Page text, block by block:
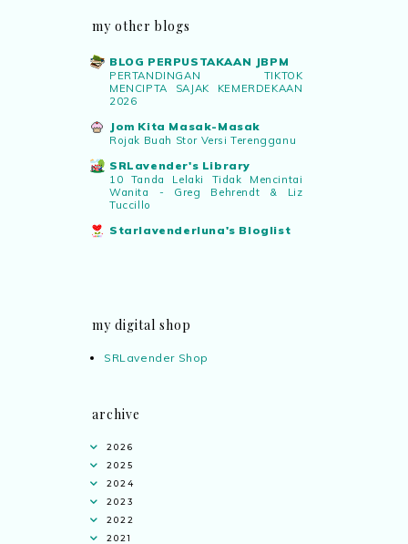
my other blogs
BLOG PERPUSTAKAAN JBPM
PERTANDINGAN TIKTOK
MENCIPTA SAJAK KEMERDEKAAN
2026
Jom Kita Masak-Masak
Rojak Buah Stor Versi Terengganu
SRLavender's Library
10 Tanda Lelaki Tidak Mencintai
Wanita - Greg Behrendt & Liz
Tuccillo
Starlavenderluna's Bloglist
my digital shop
SRLavender Shop
archive
2026
2025
2024
2023
2022
2021